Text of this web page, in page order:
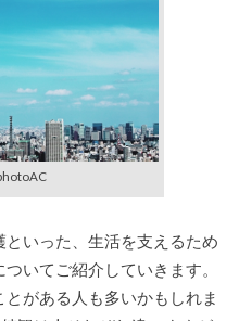
いった、生活を支えるため
いてご紹介していきます。
がある人も多いかもしれま